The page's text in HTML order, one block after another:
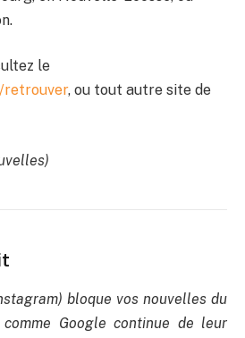
le
retrouver, ou tout autre site de
bloque vos nouvelles du
Google continue de leur